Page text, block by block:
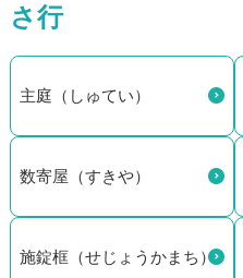
さ行
主庭（しゅてい）
数寄屋（すきや）
施錠框（せじょうかまち）